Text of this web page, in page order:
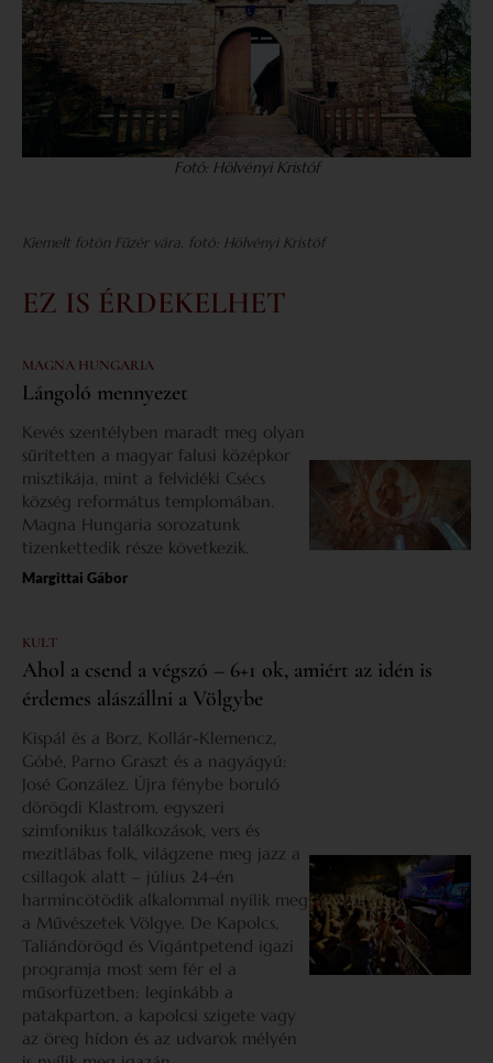
Fotó: Hölvényi Kristóf
Kiemelt fotón Fűzér vára, fotó: Hölvényi Kristóf
EZ IS ÉRDEKELHET
MAGNA HUNGARIA
Lángoló mennyezet
Kevés szentélyben maradt meg olyan
sűrítetten a magyar falusi középkor
misztikája, mint a felvidéki Csécs
község református templomában.
Magna Hungaria sorozatunk
tizenkettedik része következik.
Margittai Gábor
KULT
Ahol a csend a végszó – 6+1 ok, amiért az idén is
érdemes alászállni a Völgybe
Kispál és a Borz, Kollár-Klemencz,
Góbé, Parno Graszt és a nagyágyú:
José González. Újra fénybe boruló
dörögdi Klastrom, egyszeri
szimfonikus találkozások, vers és
mezítlábas folk, világzene meg jazz a
csillagok alatt – július 24-én
harmincötödik alkalommal nyílik meg
a Művészetek Völgye. De Kapolcs,
Taliándörögd és Vigántpetend igazi
programja most sem fér el a
műsorfüzetben: leginkább a
patakparton, a kapolcsi szigete vagy
az öreg hídon és az udvarok mélyén